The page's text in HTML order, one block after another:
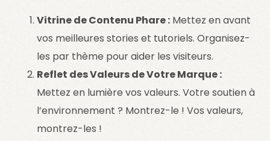
Vitrine de Contenu Phare : Mettez en avant
vos meilleures stories et tutoriels. Organisez-
les par thème pour aider les visiteurs.
Reflet des Valeurs de Votre Marque :
Mettez en lumière vos valeurs. Votre soutien à
l’environnement ? Montrez-le !Vos valeurs,
montrez-les !